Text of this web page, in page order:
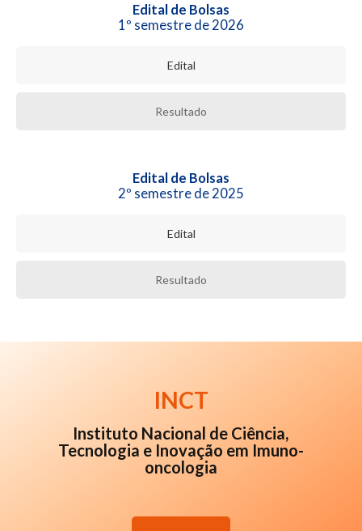
Edital de Bolsas
1º semestre de 2026
Edital
Resultado
Edital de Bolsas
2º semestre de 2025
Edital
Resultado
INCT
Instituto Nacional de Ciência,
Tecnologia e Inovação em Imuno-
oncologia